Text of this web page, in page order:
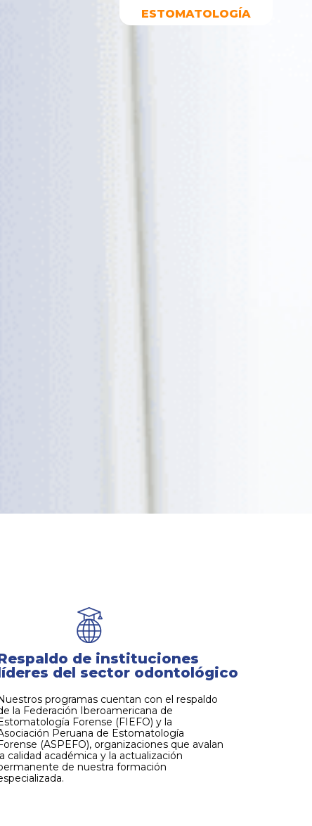
ESTOMATOLOGÍA
de instituciones
del sector odontológico
programas cuentan con el respaldo
la Federación Iberoamericana de
Forense (FIEFO) y la
Peruana de Estomatología
(ASPEFO), organizaciones que avalan
calidad académica y la actualización
de nuestra formación